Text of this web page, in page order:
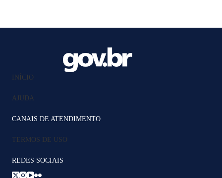
INÍCIO
AJUDA
CANAIS DE ATENDIMENTO
TERMOS DE USO
REDES SOCIAIS